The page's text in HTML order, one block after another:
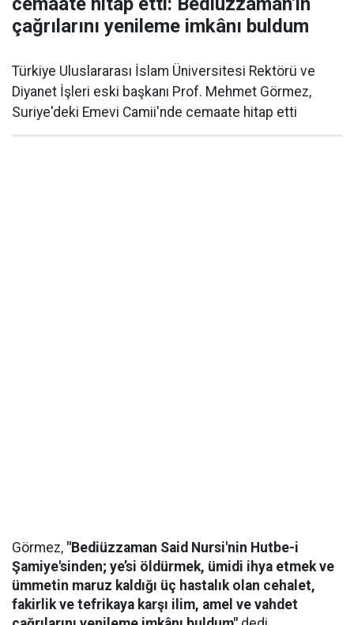
çağrılarını yenileme imkânı buldum
Türkiye Uluslararası İslam Üniversitesi Rektörü ve
Diyanet İşleri eski başkanı Prof. Mehmet Görmez,
Suriye'deki Emevi Camii'nde cemaate hitap etti
Görmez, "Bediüzzaman Said Nursi'nin Hutbe-i
Şamiye'sinden; ye’si öldürmek, ümidi ihya etmek ve
ümmetin maruz kaldığı üç hastalık olan cehalet,
fakirlik ve tefrikaya karşı ilim, amel ve vahdet